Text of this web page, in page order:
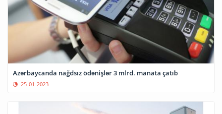
Azərbaycanda nağdsız ödənişlər 3 mlrd. manata çatıb
25-01-2023